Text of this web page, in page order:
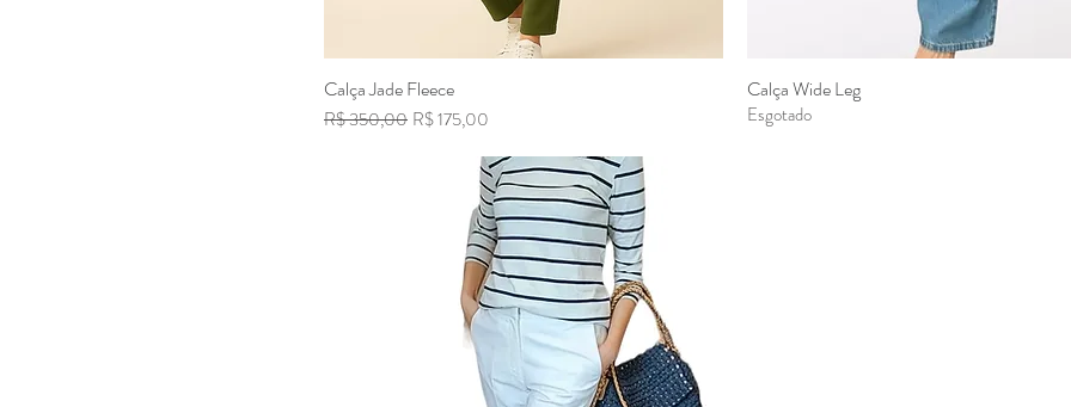
Visualização rápida
Calça Jade Fleece
Preço normal
R$ 350,00 Preço promocional
R$ 175,00
Calça Wide Leg
Esgotado